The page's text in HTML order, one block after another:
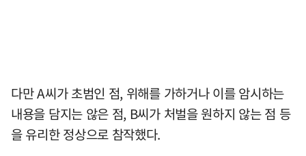
다만 A씨가 초범인 점, 위해를 가하거나 이를 암시하는
내용을 담지는 않은 점, B씨가 처벌을 원하지 않는 점 등
을 유리한 정상으로 참작했다.